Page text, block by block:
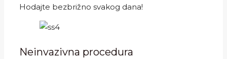
Hodajte bezbrižno svakog dana!
Neinvazivna procedura